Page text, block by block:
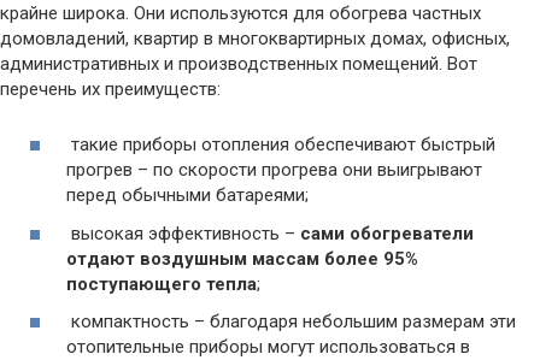
крайне широка. Они используются для обогрева частных
домовладений, квартир в многоквартирных домах, офисных,
административных и производственных помещений. Вот
перечень их преимуществ:
такие приборы отопления обеспечивают быстрый
прогрев – по скорости прогрева они выигрывают
перед обычными батареями;
высокая эффективность – сами обогреватели
отдают воздушным массам более 95%
поступающего тепла;
компактность – благодаря небольшим размерам эти
отопительные приборы могут использоваться в